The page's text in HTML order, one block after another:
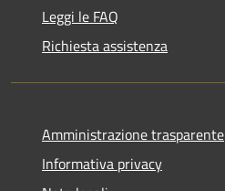
Leggi le FAQ
Richiesta assistenza
Amministrazione trasparente
Informativa privacy